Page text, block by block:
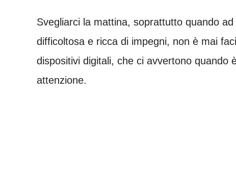
Svegliarci la mattina, soprattutto quando
difficoltosa e ricca di impegni, non è mai
dispositivi digitali, che ci avvertono quando
attenzione.